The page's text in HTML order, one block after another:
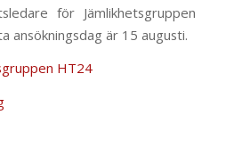
för Jämlikhetsgruppen
ansökningsdag är 15 augusti.
HT24